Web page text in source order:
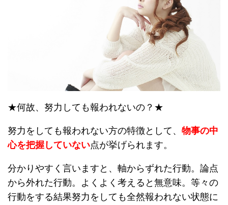
★何故、努力しても報われないの？★
努力をしても報われない方の特徴として、 物事の中
心を把握していない点が挙げられます。
分かりやすく言いますと、軸からずれた行動。論点
から外れた行動。よくよく考えると無意味。等々の
行動をする結果努力をしても全然報われない状態に